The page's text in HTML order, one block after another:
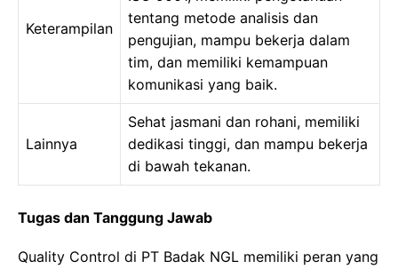
Keterampilan
tentang metode analisis dan
pengujian, mampu bekerja dalam
tim, dan memiliki kemampuan
komunikasi yang baik.
Lainnya
Sehat jasmani dan rohani, memiliki
dedikasi tinggi, dan mampu bekerja
di bawah tekanan.
Tugas dan Tanggung Jawab
Quality Control di PT Badak NGL memiliki peran yang